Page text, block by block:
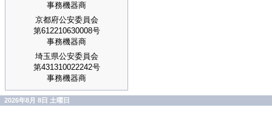
事務機器商
京都府公安委員会
第612210630008号
事務機器商
埼玉県公安委員会
第431310022242号
事務機器商
2026年8月 8日 土曜日